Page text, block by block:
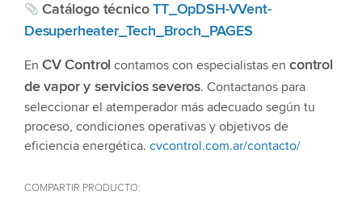
Catálogo técnicoTT_OpDSH-VVent-
Desuperheater_Tech_Broch_PAGES
En CV Control contamos con especialistas encontrol
de vapor y servicios severos. Contactanos para
seleccionar el atemperador más adecuado según tu
proceso, condiciones operativas y objetivos de
eficiencia energética. cvcontrol.com.ar/contacto/
COMPARTIR PRODUCTO: